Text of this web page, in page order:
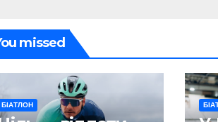
missed
БІАТЛОН